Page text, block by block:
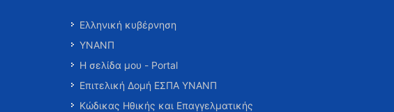
Ελληνική κυβέρνηση
ΥΝΑΝΠ
Η σελίδα μου - Portal
Επιτελική Δομή ΕΣΠΑ ΥΝΑΝΠ
Κώδικας Ηθικής και Επαγγελματικής